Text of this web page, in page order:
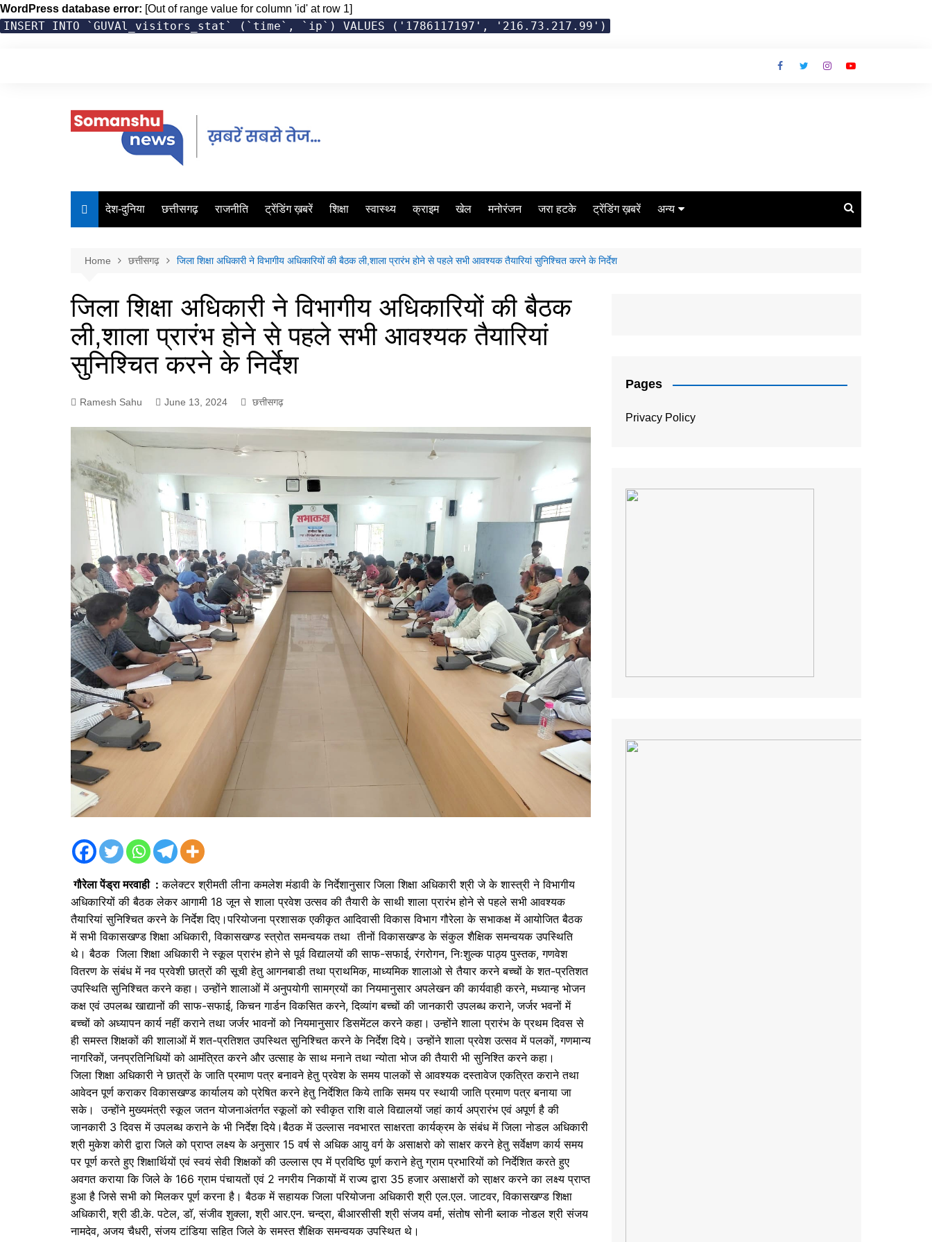
WordPress database error: [Out of range value for column 'id' at row 1]
INSERT INTO `GUVAl_visitors_stat` (`time`, `ip`) VALUES ('1786117197', '216.73.217.99')
देश-दुनिया छत्तीसगढ़ राजनीति ट्रेंडिंग ख़बरें शिक्षा स्वास्थ्य क्राइम खेल मनोरंजन जरा हटके ट्रेंडिंग ख़बरें अन्य
Home छत्तीसगढ़ जिला शिक्षा अधिकारी ने विभागीय अधिकारियों की बैठक ली,शाला प्रारंभ होने से पहले सभी आवश्यक तैयारियां सुनिश्चित करने के निर्देश
जिला शिक्षा अधिकारी ने विभागीय अधिकारियों की बैठक
ली,शाला प्रारंभ होने से पहले सभी आवश्यक तैयारियां
सुनिश्चित करने के निर्देश
Ramesh Sahu June 13, 2024 छत्तीसगढ़
गौरेला पेंड्रा मरवाही : कलेक्टर श्रीमती लीना कमलेश मंडावी के निर्देशानुसार जिला शिक्षा अधिकारी श्री जे के शास्त्री ने विभागीय
अधिकारियों की बैठक लेकर आगामी 18 जून से शाला प्रवेश उत्सव की तैयारी के साथी शाला प्रारंभ होने से पहले सभी आवश्यक
तैयारियां सुनिश्चित करने के निर्देश दिए।परियोजना प्रशासक एकीकृत आदिवासी विकास विभाग गौरेला के सभाकक्ष में आयोजित बैठक
में सभी विकासखण्ड शिक्षा अधिकारी, विकासखण्ड स्त्रोत समन्वयक तथा तीनों विकासखण्ड के संकुल शैक्षिक समन्वयक उपस्थिति
थे। बैठक जिला शिक्षा अधिकारी ने स्कूल प्रारंभ होने से पूर्व विद्यालयों की साफ-सफाई, रंगरोगन, निःशुल्क पाठ्य पुस्तक, गणवेश
वितरण के संबंध में नव प्रवेशी छात्रों की सूची हेतु आगनबाडी तथा प्राथमिक, माध्यमिक शालाओ से तैयार करने बच्चों के शत-प्रतिशत
उपस्थिति सुनिश्चित करने कहा। उन्होंने शालाओं में अनुपयोगी सामग्रयों का नियमानुसार अपलेखन की कार्यवाही करने, मध्यान्ह भोजन
कक्ष एवं उपलब्ध खाद्यानों की साफ-सफाई, किचन गार्डन विकसित करने, दिव्यांग बच्चों की जानकारी उपलब्ध कराने, जर्जर भवनों में
बच्चों को अध्यापन कार्य नहीं कराने तथा जर्जर भावनों को नियमानुसार डिसमेंटल करने कहा। उन्होंने शाला प्रारंभ के प्रथम दिवस से
ही समस्त शिक्षकों की शालाओं में शत-प्रतिशत उपस्थित सुनिश्चित करने के निर्देश दिये। उन्होंने शाला प्रवेश उत्सव में पलकों, गणमान्य
नागरिकों, जनप्रतिनिधियों को आमंत्रित करने और उत्साह के साथ मनाने तथा न्योता भोज की तैयारी भी सुनिश्ति करने कहा।
जिला शिक्षा अधिकारी ने छात्रों के जाति प्रमाण पत्र बनावने हेतु प्रवेश के समय पालकों से आवश्यक दस्तावेज एकत्रित कराने तथा
आवेदन पूर्ण कराकर विकासखण्ड कार्यालय को प्रेषित करने हेतु निर्देशित किये ताकि समय पर स्थायी जाति प्रमाण पत्र बनाया जा
सके। उन्होंने मुख्यमंत्री स्कूल जतन योजनाअंतर्गत स्कूलों को स्वीकृत राशि वाले विद्यालयों जहां कार्य अप्रारंभ एवं अपूर्ण है की
जानकारी 3 दिवस में उपलब्ध कराने के भी निर्देश दिये।बैठक में उल्लास नवभारत साक्षरता कार्यक्रम के संबंध में जिला नोडल अधिकारी
श्री मुकेश कोरी द्वारा जिले को प्राप्त लक्ष्य के अनुसार 15 वर्ष से अधिक आयु वर्ग के असाक्षरो को साक्षर करने हेतु सर्वेक्षण कार्य समय
पर पूर्ण करते हुए शिक्षार्थियों एवं स्वयं सेवी शिक्षकों की उल्लास एप में प्रविष्ठि पूर्ण कराने हेतु ग्राम प्रभारियों को निर्देशित करते हुए
अवगत कराया कि जिले के 166 ग्राम पंचायतों एवं 2 नगरीय निकायों में राज्य द्वारा 35 हजार असाक्षरों को सा़क्षर करने का लक्ष्य प्राप्त
हुआ है जिसे सभी को मिलकर पूर्ण करना है। बैठक में सहायक जिला परियोजना अधिकारी श्री एल.एल. जाटवर, विकासखण्ड शिक्षा
अधिकारी, श्री डी.के. पटेल, डाॅ, संजीव शुक्ला, श्री आर.एन. चन्द्रा, बीआरसीसी श्री संजय वर्मा, संतोष सोनी ब्लाक नोडल श्री संजय
नामदेव, अजय चैधरी, संजय टांडिया सहित जिले के समस्त शैक्षिक समन्वयक उपस्थित थे।
Pages
Privacy Policy